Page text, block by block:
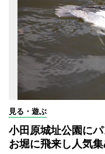
見る・遊ぶ
小田原城址公園に
お堀に飛来し人気